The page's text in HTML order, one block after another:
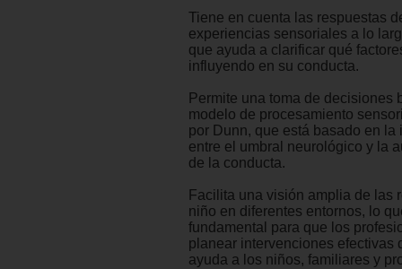
Tiene en cuenta las respuestas
experiencias sensoriales a lo
que ayuda a clarificar qué
influyendo en su conducta.
Permite una toma de decisiones
modelo de procesamiento
por Dunn, que está basado en la
entre el umbral neurológico y la
de la conducta.
Facilita una visión amplia de las
niño en diferentes entornos, lo
fundamental para que los
planear intervenciones efectivas
ayuda a los niños, familiares y